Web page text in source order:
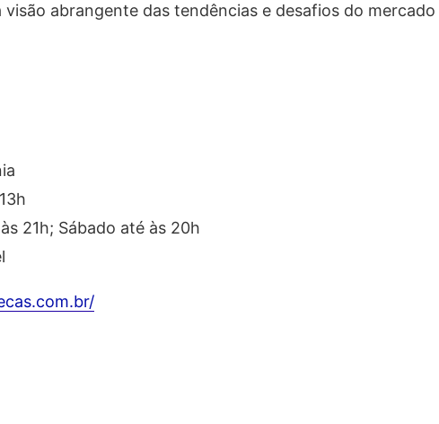
abrangente das tendências e desafios do mercado
21h; Sábado até às 20h